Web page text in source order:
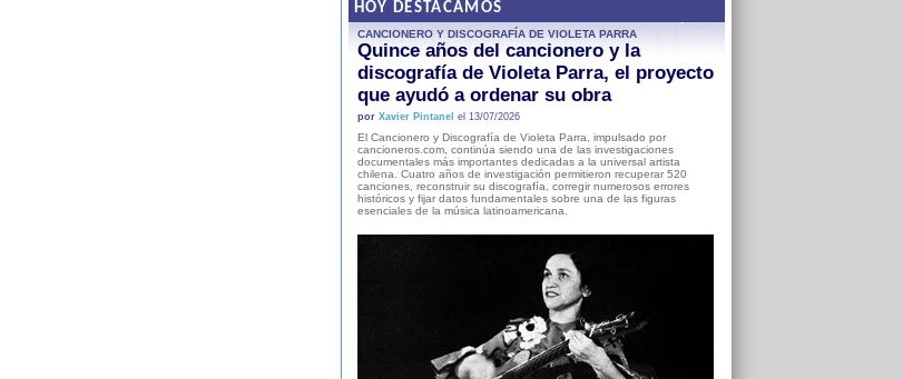
HOY DESTACAMOS
CANCIONERO Y DISCOGRAFÍA DE VIOLETA PARRA
Quince años del cancionero y la
discografía de Violeta Parra, el proyecto
que ayudó a ordenar su obra
por Xavier Pintanel el 13/07/2026
El Cancionero y Discografía de Violeta Parra, impulsado por
cancioneros.com, continúa siendo una de las investigaciones
documentales más importantes dedicadas a la universal artista
chilena. Cuatro años de investigación permitieron recuperar 520
canciones, reconstruir su discografía, corregir numerosos errores
históricos y fijar datos fundamentales sobre una de las figuras
esenciales de la música latinoamericana.